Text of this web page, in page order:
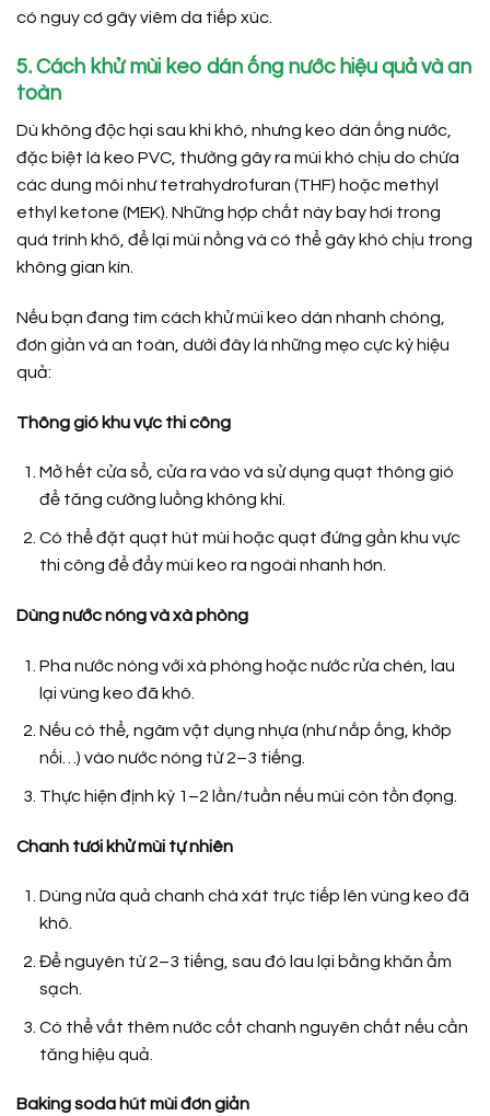
có nguy cơ gây viêm da tiếp xúc.
5. Cách khử mùi keo dán ống nước hiệu quả và an
toàn
Dù không độc hại sau khi khô, nhưng keo dán ống nước,
đặc biệt là keo PVC, thường gây ra mùi khó chịu do chứa
các dung môi như tetrahydrofuran (THF) hoặc methyl
ethyl ketone (MEK). Những hợp chất này bay hơi trong
quá trình khô, để lại mùi nồng và có thể gây khó chịu trong
không gian kín.
Nếu bạn đang tìm cách khử mùi keo dán nhanh chóng,
đơn giản và an toàn, dưới đây là những mẹo cực kỳ hiệu
quả:
Thông gió khu vực thi công
Mở hết cửa sổ, cửa ra vào và sử dụng quạt thông gió
để tăng cường luồng không khí.
Có thể đặt quạt hút mùi hoặc quạt đứng gần khu vực
thi công để đẩy mùi keo ra ngoài nhanh hơn.
Dùng nước nóng và xà phòng
Pha nước nóng với xà phòng hoặc nước rửa chén, lau
lại vùng keo đã khô.
Nếu có thể, ngâm vật dụng nhựa (như nắp ống, khớp
nối…) vào nước nóng từ 2–3 tiếng.
Thực hiện định kỳ 1–2 lần/tuần nếu mùi còn tồn đọng.
Chanh tươi khử mùi tự nhiên
Dùng nửa quả chanh chà xát trực tiếp lên vùng keo đã
khô.
Để nguyên từ 2–3 tiếng, sau đó lau lại bằng khăn ẩm
sạch.
Có thể vắt thêm nước cốt chanh nguyên chất nếu cần
tăng hiệu quả.
Baking soda hút mùi đơn giản